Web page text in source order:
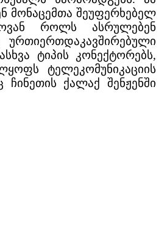
მონაცემთა შეუფერხებელ
როლს ასრულებენ
ურთიერთდაკავშირებული
ტიპის კონექტორებს,
ტელეკომუნიკაციის
ქალაქ შენჟენში